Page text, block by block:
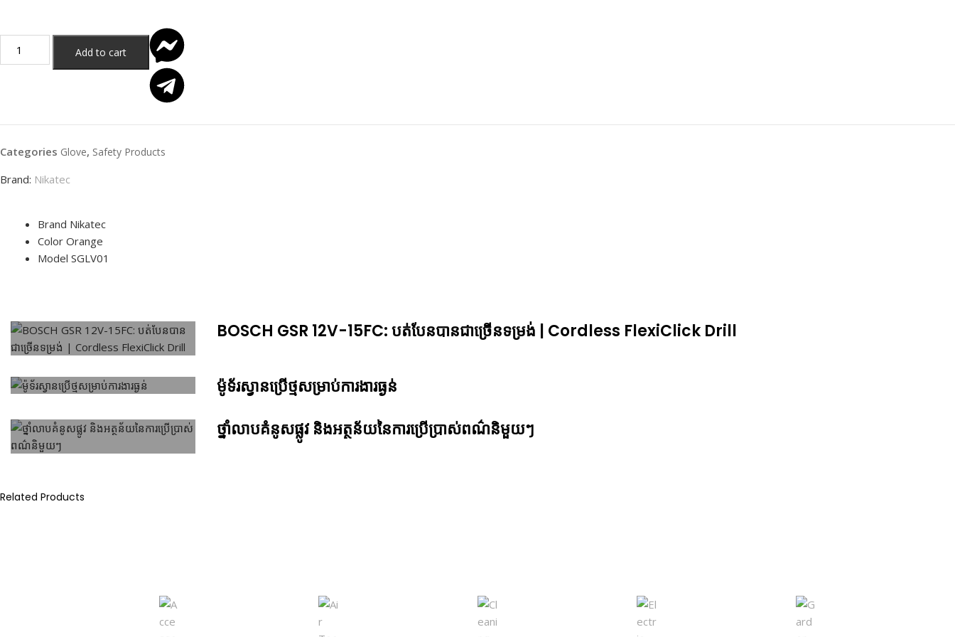
Add to cart
Categories Glove, Safety Products
Brand: Nikatec
Brand Nikatec
Color Orange
Model SGLV01
BOSCH GSR 12V-15FC: បត់បែនបានជាច្រើ​នទម្រង់ | Cordless FlexiClick Drill
ម៉ូទ័រស្វានប្រើថ្មសម្រាប់ការងារធ្ងន់
ថ្នាំលាបគំនូសផ្លូវ និងអត្ថន័យនៃការប្រើប្រាស់ពណ៌និមួយៗ
Related Products